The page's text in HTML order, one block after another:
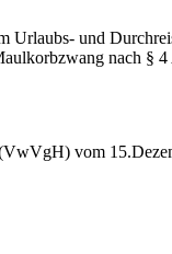
Urlaubs- und
nach §
vom